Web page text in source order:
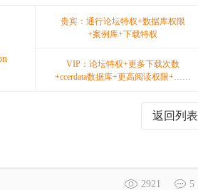
贵宾：通行论坛特权+数据库权限
+案例库+下载特权
VIP：论坛特权+更多下载次数
+ccerdata数据库+更高阅读权限+……
返回列表
2921 5